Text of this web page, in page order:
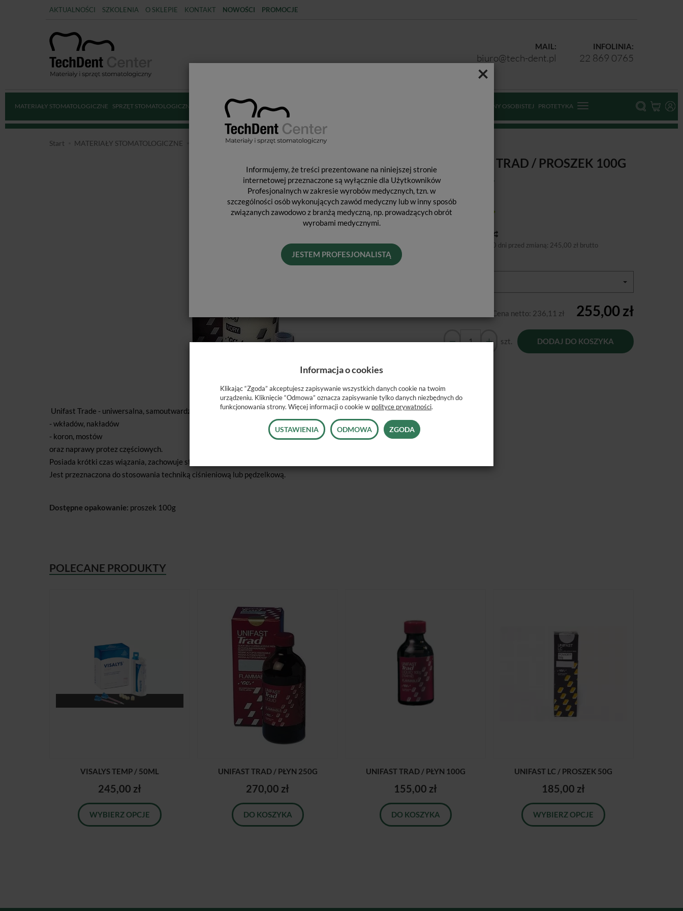
×
Informujemy, że treści prezentowane na niniejszej stronie
internetowej przeznaczone są wyłącznie dla Użytkowników
Profesjonalnych w zakresie wyrobów medycznych, tzn. w
szczególności osób wykonujących zawód medyczny lub w inny sposób
związanych zawodowo z branżą medyczną, np. prowadzących obrót
wyrobami medycznymi.
JESTEM PROFESJONALISTĄ
AKTUALNOŚCI SZKOLENIA O SKLEPIE KONTAKT NOWOŚCI PROMOCJE
INFOLINIA:
22 869 0765
MAIL:
biuro@tech-dent.pl
MATERIAŁY STOMATOLOGICZNE SPRZĘT STOMATOLOGICZNY DEZYNFEKCJA STERYLIZACJA ŚRODKI OCHRONY OSOBISTEJ PROTETYKA
Start MATERIAŁY STOMATOLOGICZNE MATERIAŁY DO ODBUDOWY TYMCZASOWEJ
UNIFAST TRAD / PROSZEK 100G
Producent:
Dostępność:
Najniższa cena 30 dni przed zmianą: 245,00 zł brutto
Cena netto: 236,11 zł 255,00 zł
szt. DODAJ DO KOSZYKA
Unifast Trade - uniwersalna, samoutwardzalna żywica akrylowa do wykonywania tymczasowych:
- wkładów, nakładów
- koron, mostów
oraz naprawy protez częściowych.
Posiada krótki czas wiązania, zachowuje stabilność wymiarów.
Jest przeznaczona do stosowania techniką ciśnieniową lub pędzelkową.
Dostępne opakowanie: proszek 100g
POLECANE PRODUKTY
VISALYS TEMP / 50ML
245,00 zł
WYBIERZ OPCJE
UNIFAST TRAD / PŁYN 250G
270,00 zł
DO KOSZYKA
UNIFAST TRAD / PŁYN 100G
155,00 zł
DO KOSZYKA
UNIFAST LC / PROSZEK 50G
185,00 zł
WYBIERZ OPCJE
Informacja o cookies
Klikając “Zgoda” akceptujesz zapisywanie wszystkich danych cookie na twoim
urządzeniu. Kliknięcie “Odmowa” oznacza zapisywanie tylko danych niezbędnych do
funkcjonowania strony. Więcej informacji o cookie w polityce prywatności.
USTAWIENIA ODMOWA ZGODA